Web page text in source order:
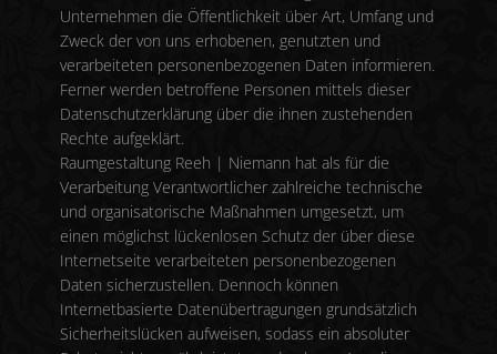
Unternehmen die Öffentlichkeit über Art, Umfang und
Zweck der von uns erhobenen, genutzten und
verarbeiteten personenbezogenen Daten informieren.
Ferner werden betroffene Personen mittels dieser
Datenschutzerklärung über die ihnen zustehenden
Rechte aufgeklärt.
Raumgestaltung Reeh | Niemann hat als für die
Verarbeitung Verantwortlicher zahlreiche technische
und organisatorische Maßnahmen umgesetzt, um
einen möglichst lückenlosen Schutz der über diese
Internetseite verarbeiteten personenbezogenen
Daten sicherzustellen. Dennoch können
Internetbasierte Datenübertragungen grundsätzlich
Sicherheitslücken aufweisen, sodass ein absoluter